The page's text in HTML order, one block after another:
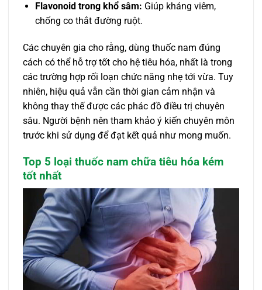
Flavonoid trong khổ sâm: Giúp kháng viêm,
chống co thắt đường ruột.
Các chuyên gia cho rằng, dùng thuốc nam đúng
cách có thể hỗ trợ tốt cho hệ tiêu hóa, nhất là trong
các trường hợp rối loạn chức năng nhẹ tới vừa. Tuy
nhiên, hiệu quả vẫn cần thời gian cảm nhận và
không thay thế được các phác đồ điều trị chuyên
sâu. Người bệnh nên tham khảo ý kiến chuyên môn
trước khi sử dụng để đạt kết quả như mong muốn.
Top 5 loại thuốc nam chữa tiêu hóa kém
tốt nhất